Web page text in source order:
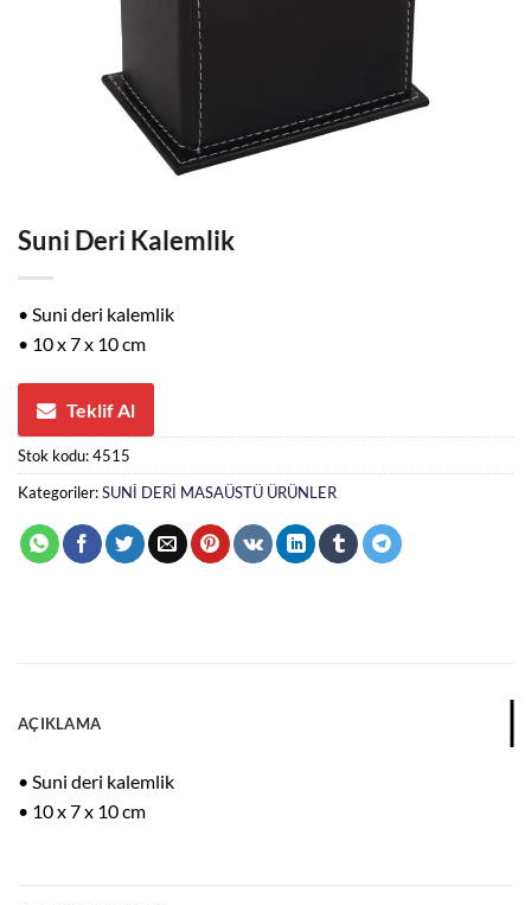
Suni Deri Kalemlik
• Suni deri kalemlik
• 10 x 7 x 10 cm
Teklif Al
Stok kodu:4515
Kategoriler:SUNİ DERİ MASAÜSTÜ ÜRÜNLER
AÇIKLAMA
• Suni deri kalemlik
• 10 x 7 x 10 cm